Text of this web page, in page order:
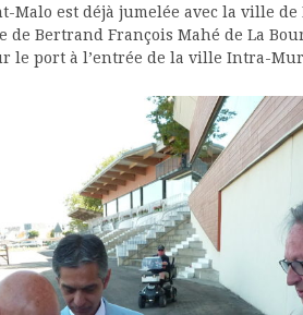
Malo est déjà jumelée avec la ville
de Bertrand François Mahé de La
le port à l’entrée de la ville Intra-